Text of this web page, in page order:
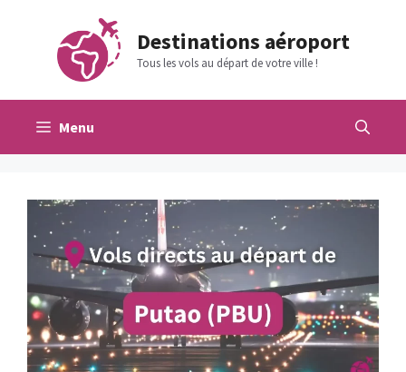
contenu
Destinations aéroport
Tous les vols au départ de votre ville !
Menu